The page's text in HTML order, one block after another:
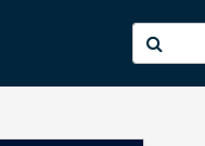
عن: